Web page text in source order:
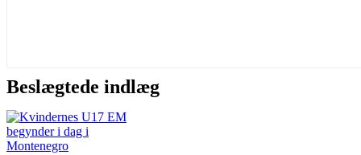
Beslægtede indlæg